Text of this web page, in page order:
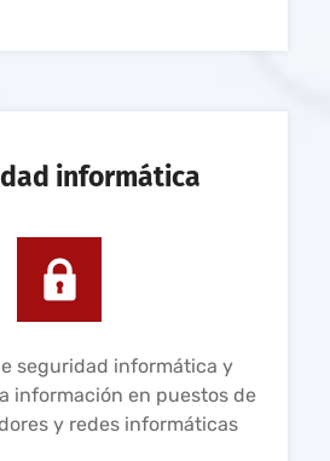
informática
seguridad informática y
información en puestos de
y redes informáticas